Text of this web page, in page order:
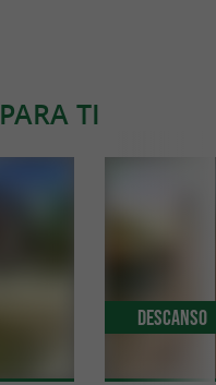
PARA TI
Descanso